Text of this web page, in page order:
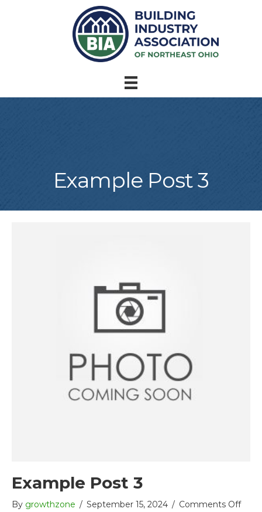
Example Post 3
Example Post 3
By growthzone / September 15, 2024 / Comments Offon